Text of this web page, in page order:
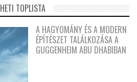
HETI TOPLISTA
A HAGYOMÁNY ÉS A MODERN
ÉPÍTÉSZET TALÁLKOZÁSA A
GUGGENHEIM ABU DHABIBAN